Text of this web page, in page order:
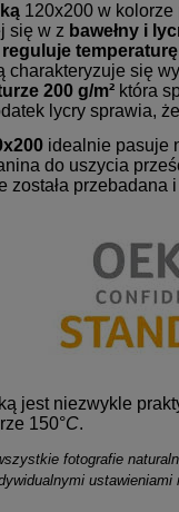
120x200 w kolorze
się w z bawełny i
reguluje temperaturę
charakteryzuje się
200 g/m² która
lycry sprawia,
idealnie pasuje
do uszycia
została
jest niezwykle
150°C.
fotografie